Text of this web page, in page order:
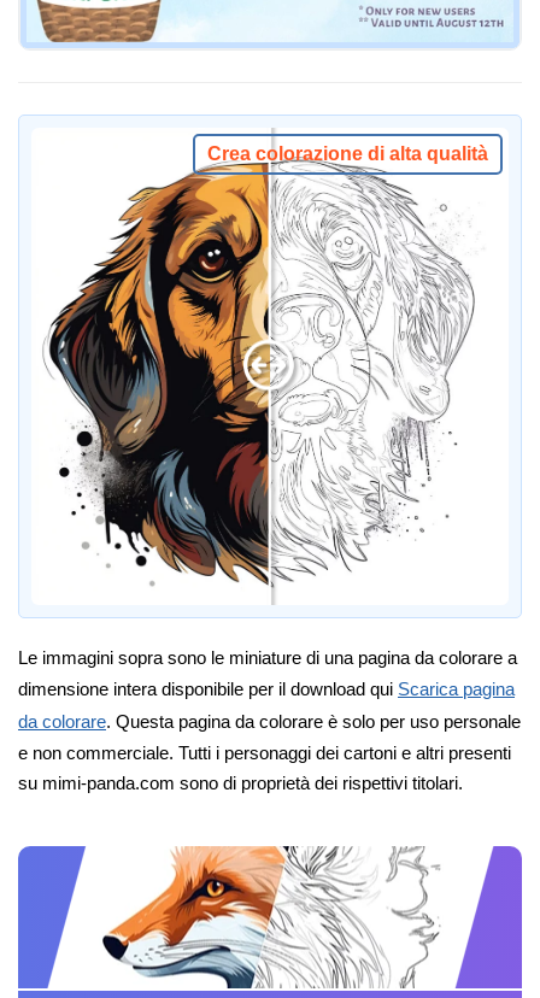
Crea colorazione di alta qualità
Le immagini sopra sono le miniature di una pagina da colorare a
dimensione intera disponibile per il download qui Scarica pagina
da colorare. Questa pagina da colorare è solo per uso personale
e non commerciale. Tutti i personaggi dei cartoni e altri presenti
su mimi-panda.com sono di proprietà dei rispettivi titolari.